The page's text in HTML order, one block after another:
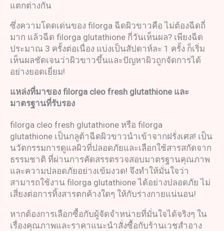
แตกต่างกัน
ซึ่งความโดดเด่นของ filorga ฉีดผิวขาวคือ ไม่ต้องฉีดถี่
มาก แล้วฉีด filorga glutathione กี่วันเห็นผล? เพียงฉีด
ประมาณ 3 ครั้งต่อเนื่อง แบ่งเป็นสัปดาห์ละ 1 ครั้ง ก็เริ่ม
เห็นผลชัดเจนว่าผิวขาวขึ้นและปัญหาผิวถูกจัดการได้
อย่างยอดเยี่ยม!
แหล่งที่มาของ filorga cleo fresh glutathione และ
มาตรฐานที่รับรอง
filorga cleo fresh glutathione หรือ filorga
glutathione เป็นกลูต้าฉีดผิวขาวนำเข้าจากฝรั่งเศส! เป็น
นวัตกรรมการดูแลผิวที่ปลอดภัยและเลือกใช้สารสกัดจาก
ธรรมชาติ ที่ผ่านการคัดสรรตรวจสอบมาตรฐานคุณภาพ
และความปลอดภัยอย่างเข้มงวด! จึงทำให้มั่นใจว่า
สามารถใช้งาน filorga glutathione ได้อย่างปลอดภัย ไม่
เสี่ยงต่อการทิ้งสารตกค้างใดๆ ให้กับร่างกายแน่นอน!
หากต้องการเลือกซื้อกับผู้จัดจำหน่ายที่มั่นใจได้จริงๆ ใน
เรื่องคุณภาพและราคาแนะนำสั่งซื้อกับร้านเวชสำอาง